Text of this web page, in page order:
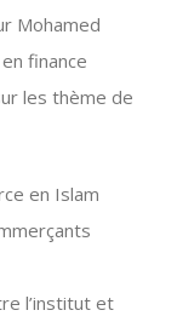
Mohamed
finance
les thème de
en Islam
l’institut et